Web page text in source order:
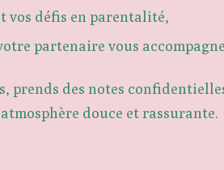
vos défis en parentalité,
partenaire vous
prends des notes
douce et rassurante.